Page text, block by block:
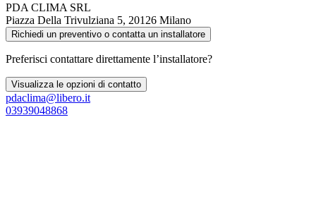
PDA CLIMA SRL
Piazza Della Trivulziana 5, 20126 Milano
Richiedi un preventivo o contatta un installatore
Preferisci contattare direttamente l’installatore?
Visualizza le opzioni di contatto
pdaclima@libero.it
03939048868